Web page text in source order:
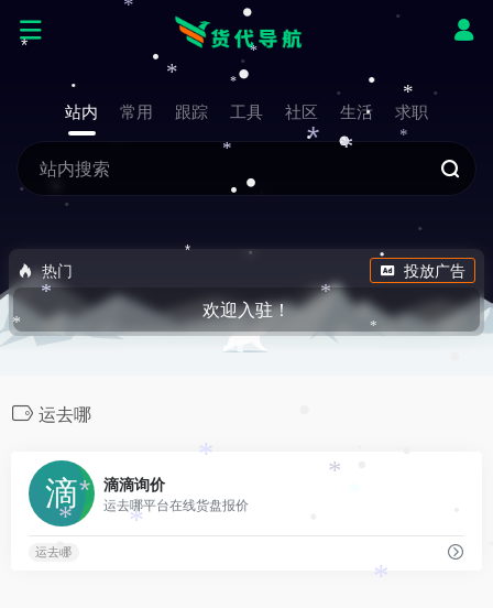
•
•
••
•
•
•
•
站内 常用 跟踪 工具 社区 生活 求职
热门 投放广告
欢迎入驻！
运去哪
滴滴询价
运去哪平台在线货盘报价
运去哪
*
*
*
*
*
*
*
*
*
*
*
*
*
*
*
*
*
*
*
*
*